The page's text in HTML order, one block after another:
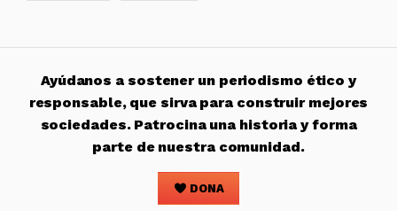
Ayúdanos a sostener un periodismo ético y
responsable, que sirva para construir mejores
sociedades. Patrocina una historia y forma
parte de nuestra comunidad.
DONA